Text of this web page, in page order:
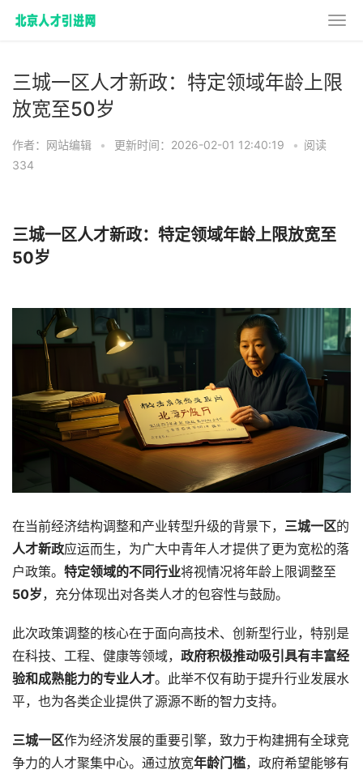
三城一区人才新政：特定领域年龄上限
放宽至50岁
作者：网站编辑 • 更新时间：2026-02-01 12:40:19 • 阅读
334
三城一区人才新政：特定领域年龄上限放宽至
50岁
在当前经济结构调整和产业转型升级的背景下， 三城一区的
人才新政应运而生，为广大中青年人才提供了更为宽松的落
户政策。 特定领域的不同行业将视情况将年龄上限调整至
50岁，充分体现出对各类人才的包容性与鼓励。
此次政策调整的核心在于面向高技术、创新型行业，特别是
在科技、工程、健康等领域， 政府积极推动吸引具有丰富经
验和成熟能力的专业人才。此举不仅有助于提升行业发展水
平，也为各类企业提供了源源不断的智力支持。
三城一区作为经济发展的重要引擎，致力于构建拥有全球竞
争力的人才聚集中心。通过放宽年龄门槛，政府希望能够有